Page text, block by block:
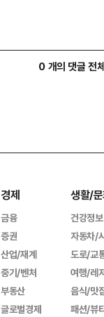
0 개의 댓글 전
경제
금융
증권
산업/재계
중기/벤처
부동산
글로벌경제
생활/
건강정보
자동차/
도로/교
여행/레
음식/맛
패션/뷰